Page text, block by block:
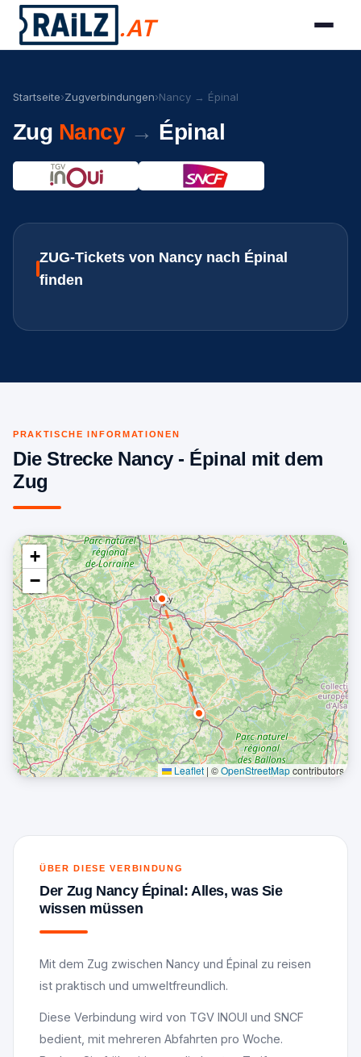
.AT
Startseite›Zugverbindungen›Nancy → Épinal
Zug Nancy → Épinal
ZUG-Tickets von Nancy nach Épinal
finden
PRAKTISCHE INFORMATIONEN
Die Strecke Nancy - Épinal mit dem
Zug
+
−
Leaflet | ©OpenStreetMapcontributors
ÜBER DIESE VERBINDUNG
Der Zug Nancy Épinal: Alles, was Sie
wissen müssen
Mit dem Zug zwischen Nancy und Épinal zu reisen
ist praktisch und umweltfreundlich.
Diese Verbindung wird von TGV INOUI und SNCF
bedient, mit mehreren Abfahrten pro Woche.